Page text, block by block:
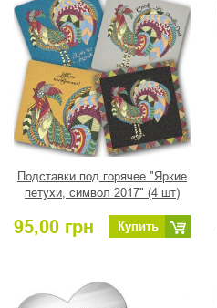
Подставки под горячее "Яркие
петухи, символ 2017" (4 шт)
95,00 грн Купить